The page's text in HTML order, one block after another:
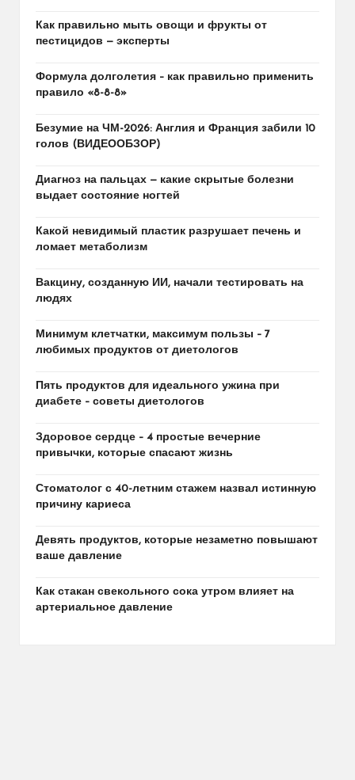
Как правильно мыть овощи и фрукты от
пестицидов — эксперты
Формула долголетия – как правильно применить
правило «8-8-8»
Безумие на ЧМ-2026: Англия и Франция забили 10
голов (ВИДЕООБЗОР)
Диагноз на пальцах — какие скрытые болезни
выдает состояние ногтей
Какой невидимый пластик разрушает печень и
ломает метаболизм
Вакцину, созданную ИИ, начали тестировать на
людях
Минимум клетчатки, максимум пользы – 7
любимых продуктов от диетологов
Пять продуктов для идеального ужина при
диабете – советы диетологов
Здоровое сердце – 4 простые вечерние
привычки, которые спасают жизнь
Стоматолог с 40-летним стажем назвал истинную
причину кариеса
Девять продуктов, которые незаметно повышают
ваше давление
Как стакан свекольного сока утром влияет на
артериальное давление